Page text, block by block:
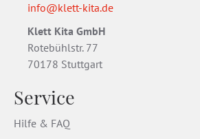
info@klett-kita.de
Klett Kita GmbH
Rotebühlstr. 77
70178 Stuttgart
Service
Hilfe & FAQ